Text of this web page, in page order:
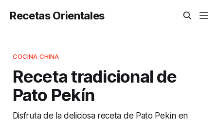
Recetas Orientales
COCINA CHINA
Receta tradicional de
Pato Pekín
Disfruta de la deliciosa receta de Pato Pekín en